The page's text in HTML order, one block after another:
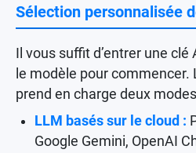
Sélection personnalisée
Il vous suffit d’entrer une
le modèle pour commencer.
prend en charge deux
LLM basés sur le cloud :
Google Gemini, OpenAI